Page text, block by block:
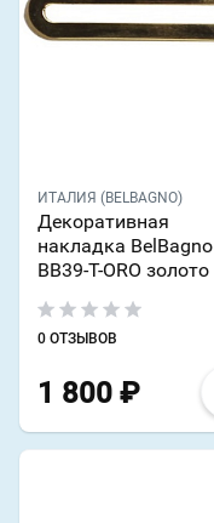
ИТАЛИЯ (BELBAGNO)
Декоративная
накладка BelBagno
BB39-T-ORO золото
0 ОТЗЫВОВ
1 800 ₽